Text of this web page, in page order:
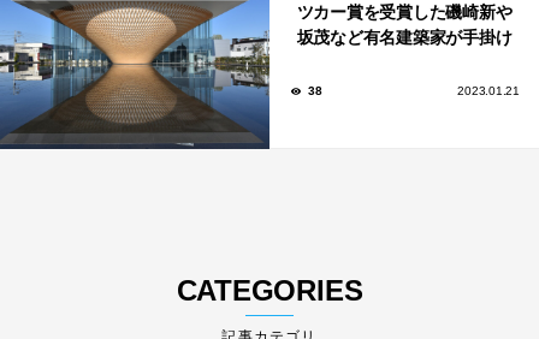
ツカー賞を受賞した磯崎新や
坂茂など有名建築家が手掛け
38 2023.01.21
CATEGORIES